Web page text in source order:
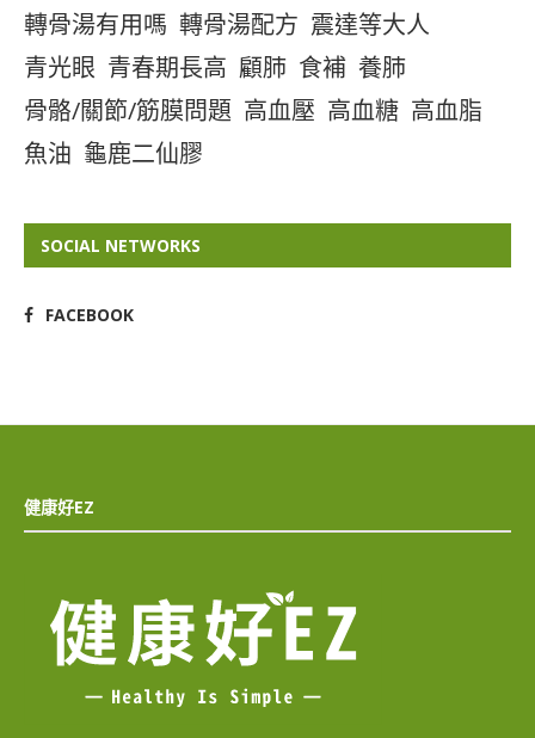
轉骨湯有用嗎 轉骨湯配方 震達等大人
青光眼 青春期長高 顧肺 食補 養肺
骨骼/關節/筋膜問題 高血壓 高血糖 高血脂
魚油 龜鹿二仙膠
SOCIAL NETWORKS
FACEBOOK
健康好EZ